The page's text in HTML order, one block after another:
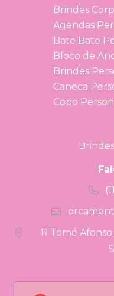
Brindes
Agendas
Bate Bate
Bloco de
Brindes
Caneca
Copo
R Tomé